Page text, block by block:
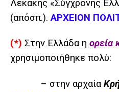
Λεκάκης «Σύγχρονης
(απόσπ.).ΑΡΧΕΙΟΝ
(*) Στην Ελλάδα η ορεία
χρησιμοποιήθηκε πολύ:
– στην αρχαία